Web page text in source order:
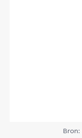
Bron: